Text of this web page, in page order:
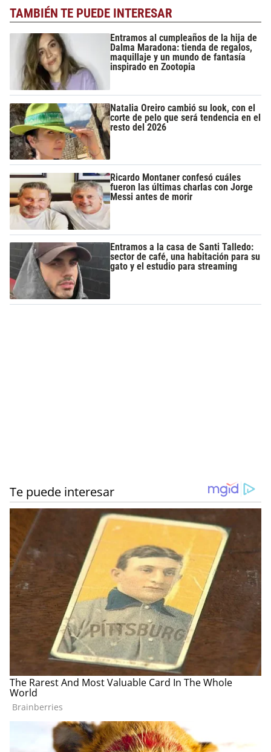
TAMBIÉN TE PUEDE INTERESAR
Entramos al cumpleaños de la hija de
Dalma Maradona: tienda de regalos,
maquillaje y un mundo de fantasía
inspirado en Zootopia
Natalia Oreiro cambió su look, con el
corte de pelo que será tendencia en el
resto del 2026
Ricardo Montaner confesó cuáles
fueron las últimas charlas con Jorge
Messi antes de morir
Entramos a la casa de Santi Talledo:
sector de café, una habitación para su
gato y el estudio para streaming